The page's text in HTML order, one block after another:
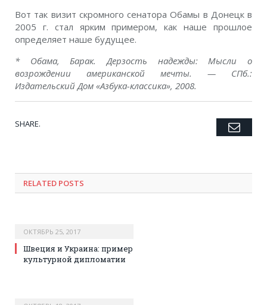
Вот так визит скромного сенатора Обамы в Донецк в
2005 г. стал ярким примером, как наше прошлое
определяет наше будущее.
* Обама, Барак. Дерзость надежды: Мысли о
возрождении американской мечты. — СПб.:
Издательский Дом «Азбука-классика», 2008.
SHARE. Twitter
Facebook
Google+
Pinterest
LinkedIn
Tumblr
RELATED POSTS
ОКТЯБРЬ 25, 2017
Швеция и Украина: пример
культурной дипломатии